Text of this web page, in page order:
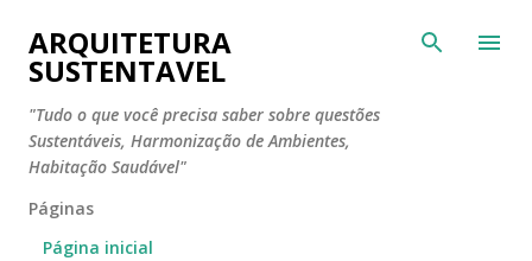
ARQUITETURA
SUSTENTAVEL
"Tudo o que você precisa saber sobre questões
Sustentáveis, Harmonização de Ambientes,
Habitação Saudável"
Páginas
Página inicial